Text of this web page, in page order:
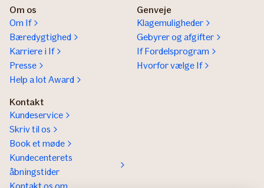
Om os
Om If
Bæredygtighed
Karriere i If
Presse
Help a lot Award
Genveje
Klagemuligheder
Gebyrer og afgifter
If Fordelsprogram
Hvorfor vælge If
Kontakt
Kundeservice
Skriv til os
Book et møde
Kundecenterets
åbningstider